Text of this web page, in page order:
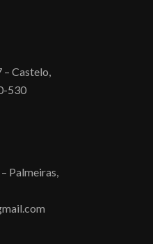
– Castelo,
530
Palmeiras,